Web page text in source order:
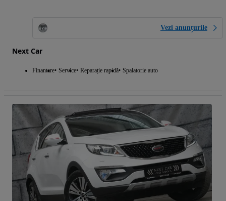
Vezi anunțurile
Next Car
Finantare Service Reparație rapidă Spalatorie auto